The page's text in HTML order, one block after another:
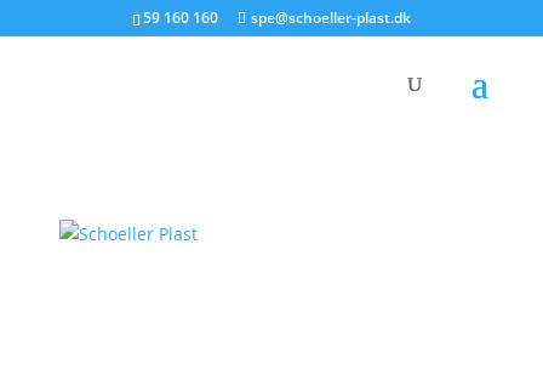
59 160 160 spe@schoeller-plast.dk
Store foldbare containere Schoeller Allibert
Læs mere